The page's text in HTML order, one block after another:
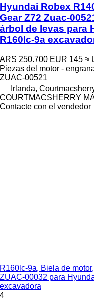
Hyundai Robex
Gear Z72 Zuac-
árbol de levas para
R160lc-9a
ARS 250.700 EUR 145 ≈
Piezas del motor -
ZUAC-00521
Irlanda,
COURTMACSHERRY
Contacte con el vendedor
R160lc-9a, Biela de
ZUAC-00032 para
excavadora
4